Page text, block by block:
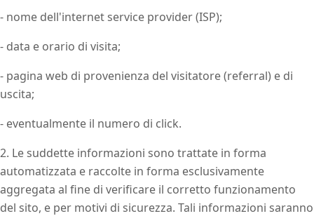
- nome dell'internet service provider (ISP);
- data e orario di visita;
- pagina web di provenienza del visitatore (referral) e di
uscita;
- eventualmente il numero di click.
2. Le suddette informazioni sono trattate in forma
automatizzata e raccolte in forma esclusivamente
aggregata al fine di verificare il corretto funzionamento
del sito, e per motivi di sicurezza. Tali informazioni saranno